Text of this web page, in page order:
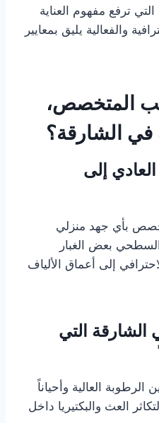
التي ترفع مفهوم العناية
والفعالية يليق بمعايير
المتخصص،
في الشارقة؟
إلى
بأي جهد منزلي
بعض الغبار
إلى أعماق الألياف
الشارقة التي
الرطوبة العالية وأحياناً
العث والبكتيريا داخل